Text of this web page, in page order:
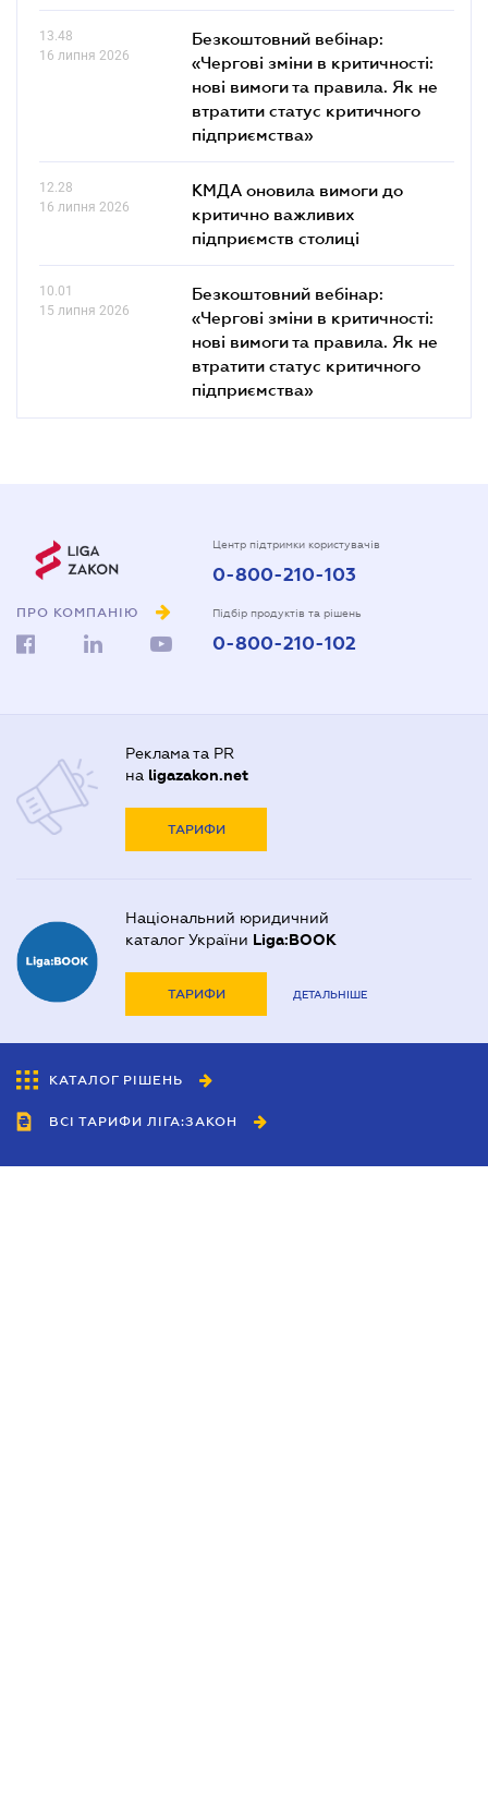
13.48
16 липня 2026
Безкоштовний вебінар:
«Чергові зміни в критичності:
нові вимоги та правила. Як не
втратити статус критичного
підприємства»
12.28
16 липня 2026
КМДА оновила вимоги до
критично важливих
підприємств столиці
10.01
15 липня 2026
Безкоштовний вебінар:
«Чергові зміни в критичності:
нові вимоги та правила. Як не
втратити статус критичного
підприємства»
ПРО КОМПАНІЮ
Центр підтримки користувачів
0-800-210-103
Підбір продуктів та рішень
0-800-210-102
Реклама та PR
на ligazakon.net
ТАРИФИ
Національний юридичний
каталог України Liga:BOOK
ТАРИФИ ДЕТАЛЬНІШЕ
КАТАЛОГ РІШЕНЬ
ВСІ ТАРИФИ ЛІГА:ЗАКОН